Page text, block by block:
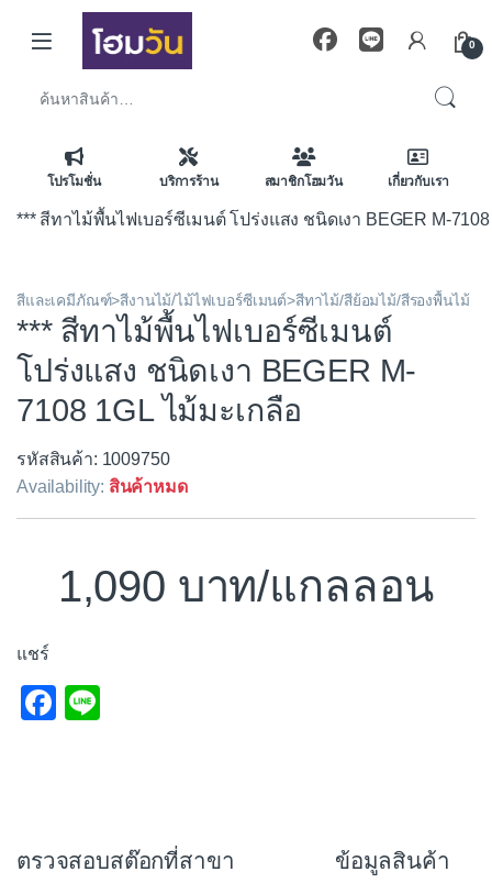
Skip to navigation
Skip to content
0
โปรโมชั่น บริการร้าน สมาชิกโฮมวัน เกี่ยวกับเรา
*** สีทาไม้พื้นไฟเบอร์ซีเมนต์ โปร่งแสง ชนิดเงา BEGER M-
สีและเคมีภัณฑ์>สีงานไม้/ไม้ไฟเบอร์ซีเมนต์>สีทาไม้/สีย้อมไม้/สีรองพื้นไม้
*** สีทาไม้พื้นไฟเบอร์ซีเมนต์
โปร่งแสง ชนิดเงา BEGER M-
7108 1GL ไม้มะเกลือ
รหัสสินค้า: 1009750
Availability: สินค้าหมด
1,090 /แกลลอน
แชร์
F
ตรวจสอบสต๊อกที่สาขา ข้อมูลสินค้า